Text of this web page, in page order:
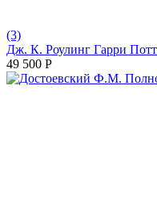
(3)
Дж. К. Роулинг Гарри
49 500 Р